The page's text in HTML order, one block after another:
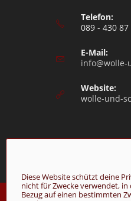
Diese Website schützt deine
nicht für Zwecke verwendet,
Bezug auf einen bestimmten
Telefon:
089 - 430 87
E-Mail:
info@wolle-
Website:
wolle-und-
© Copyright 2026 - Wolle &